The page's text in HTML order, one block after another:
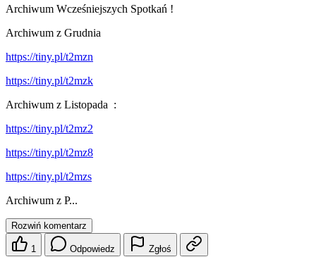
Archiwum Wcześniejszych Spotkań !
Archiwum z Grudnia
https://tiny.pl/t2mzn
https://tiny.pl/t2mzk
Archiwum z Listopada :
https://tiny.pl/t2mz2
https://tiny.pl/t2mz8
https://tiny.pl/t2mzs
Archiwum z P...
Rozwiń komentarz
1 Odpowiedz Zgłoś